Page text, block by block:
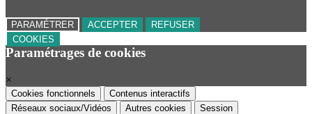
PARAMÉTRER ACCEPTER
REFUSER
COOKIES
Paramétrages de cookies
×
Cookies fonctionnels
Contenus interactifs
Réseaux sociaux/Vidéos
Autres cookies Session